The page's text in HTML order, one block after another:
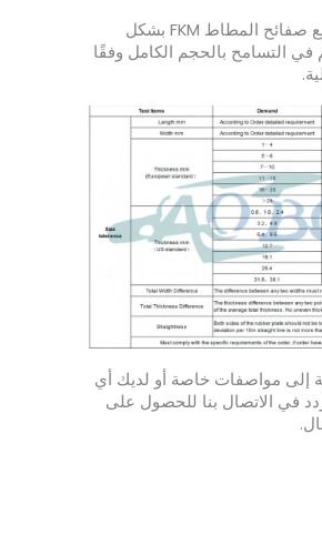
يتم تنفيذ جميع صفائح المطاط FKM بشكل
في التسامح بالحجم الكامل وفقًا
إلى مواصفات خاصة أو لديك أي
في الاتصال بنا للحصول على